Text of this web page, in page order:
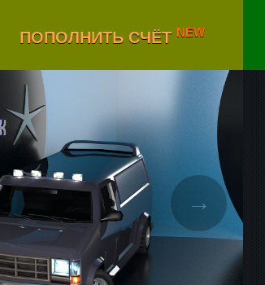
ПОПОЛНИТЬ СЧЁТ NEW
→